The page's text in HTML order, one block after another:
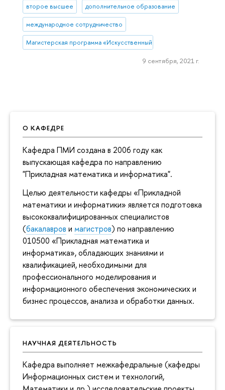
О КАФЕДРЕ
Кафедра ПМИ создана в 2006 году как
выпускающая кафедра по направлению
"Прикладная математика и информатика".
Целью деятельности кафедры «Прикладной
математики и информатики» является подготовка
высококвалифицированных специалистов
(бакалавров и магистров) по направлению
010500 «Прикладная математика и
информатика», обладающих знаниями и
квалификацией, необходимыми для
профессионального моделирования и
информационного обеспечения экономических и
бизнес процессов, анализа и обработки данных.
НАУЧНАЯ ДЕЯТЕЛЬНОСТЬ
Кафедра выполняет межкафедральные (кафедры
Информационных систем и технологий,
второе высшее дополнительное образование
международное сотрудничество
Магистерская программа «Искусственный интеллект и
9 сентября, 2021 г.